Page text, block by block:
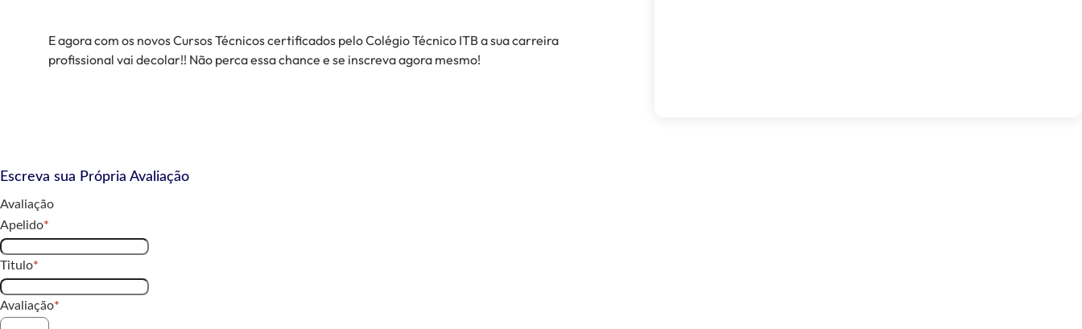
E agora com os novos Cursos Técnicos certificados pelo Colégio Técnico ITB a sua carreira
profissional vai decolar!! Não perca essa chance e se inscreva agora mesmo!
Escreva sua Própria Avaliação
Avaliação
Apelido
Titulo
Avaliação